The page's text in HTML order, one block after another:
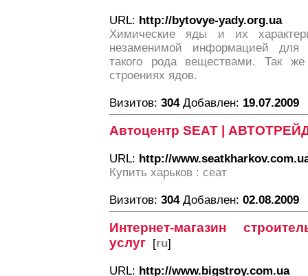
URL: http://bytovye-yady.org.ua
Химические яды и их
незаменимой информацией для
такого рода веществами. Так
строениях ядов.
Визитов: 304Добавлен: 19.07.2009
Автоцентр SEAT |
URL: http://
Купить харьков : сеат
Визитов: 304Добавлен: 02.08.2009
Интернет-магазин
услуг [ru]
URL: http://www.bigstroy.com.ua